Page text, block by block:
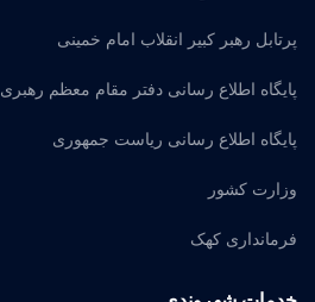
پرتابل رهبر کبیر انقلاب امام خمینی
پایگاه اطلاع رسانی دفتر مقام معظم رهبری
پایگاه اطلاع رسانی ریاست جمهوری
وزارت کشور
فرمانداری کهک